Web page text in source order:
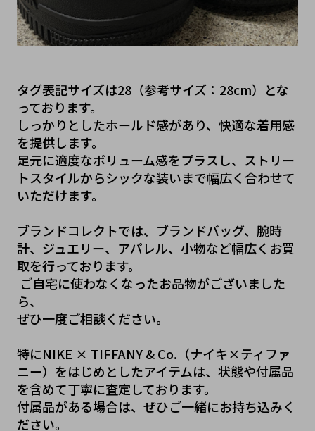
タグ表記サイズは28（参考サイズ：28cm）とな
っております。
しっかりとしたホールド感があり、快適な着用感
を提供します。
足元に適度なボリューム感をプラスし、ストリー
トスタイルからシックな装いまで幅広く合わせて
いただけます。
ブランドコレクトでは、ブランドバッグ、腕時
計、ジュエリー、アパレル、小物など幅広くお買
取を行っております。
ら、
ぜひ一度ご相談ください。
特にNIKE × TIFFANY & Co.（ナイキ×ティファ
ニー）をはじめとしたアイテムは、状態や付属品
を含めて丁寧に査定しております。
付属品がある場合は、ぜひご一緒にお持ち込みく
ださい。